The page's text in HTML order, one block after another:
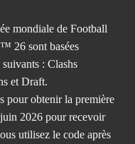
mondiale de Football
26 sont basées
: Clashs
et Draft.
pour obtenir la première
2026 pour recevoir
utilisez le code après